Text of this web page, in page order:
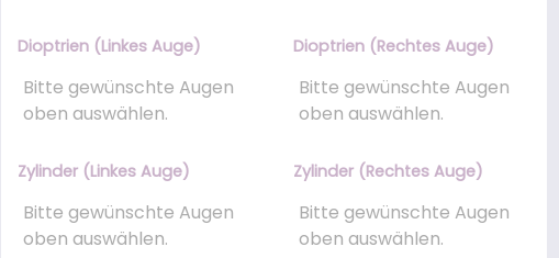
Dioptrien (Linkes Auge) Dioptrien (Rechtes Auge)
Zylinder (Linkes Auge) Zylinder (Rechtes Auge)